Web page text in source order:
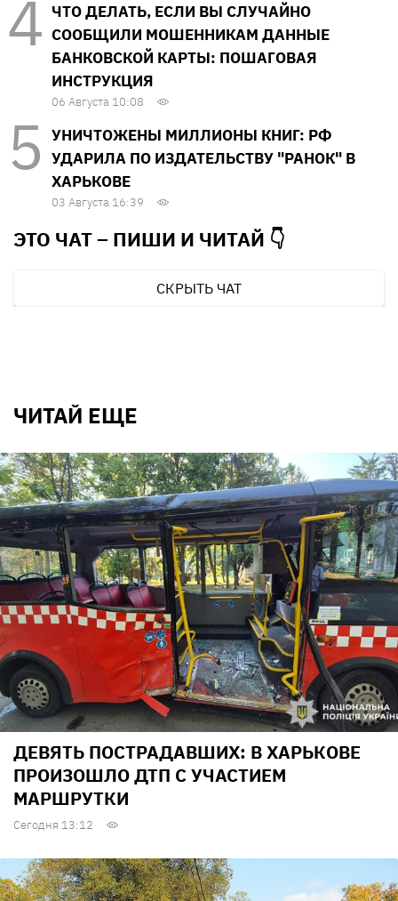
ЧТО ДЕЛАТЬ, ЕСЛИ ВЫ СЛУЧАЙНО
СООБЩИЛИ МОШЕННИКАМ ДАННЫЕ
БАНКОВСКОЙ КАРТЫ: ПОШАГОВАЯ
ИНСТРУКЦИЯ
06 Августа 10:08
УНИЧТОЖЕНЫ МИЛЛИОНЫ КНИГ: РФ
УДАРИЛА ПО ИЗДАТЕЛЬСТВУ "РАНОК" В
ХАРЬКОВЕ
03 Августа 16:39
ЭТО ЧАТ – ПИШИ И ЧИТАЙ 👇
СКРЫТЬ ЧАТ
ЧИТАЙ ЕЩЕ
ДЕВЯТЬ ПОСТРАДАВШИХ: В ХАРЬКОВЕ
ПРОИЗОШЛО ДТП С УЧАСТИЕМ
МАРШРУТКИ
Сегодня 13:12